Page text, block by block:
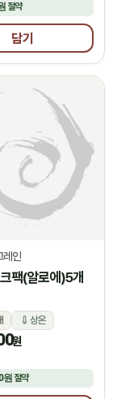
절약
담기
레인
팩(알로에)5개
상온
원
원절약